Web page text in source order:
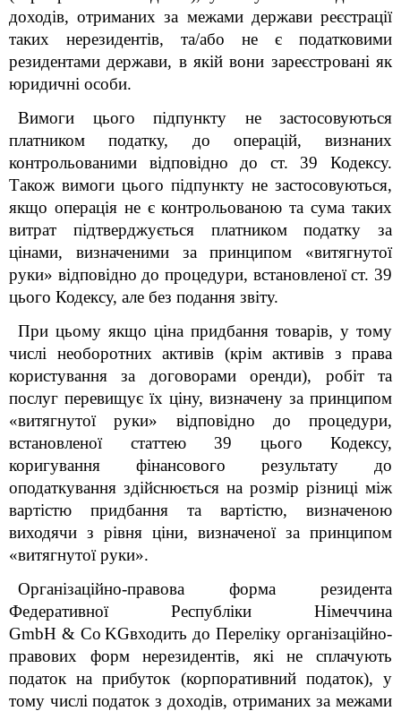
доходів, отриманих за межами держави реєстрації
таких нерезидентів, та/або не є податковими
резидентами держави, в якій вони зареєстровані як
юридичні особи.
Вимоги цього підпункту не застосовуються
платником податку, до операцій, визнаних
контрольованими відповідно до ст. 39 Кодексу.
Також вимоги цього підпункту не застосовуються,
якщо операція не є контрольованою та сума таких
витрат підтверджується платником податку за
цінами, визначеними за принципом «витягнутої
руки» відповідно до процедури, встановленої ст. 39
цього Кодексу, але без подання звіту.
При цьому якщо ціна придбання товарів, у тому
числі необоротних активів (крім активів з права
користування за договорами оренди), робіт та
послуг перевищує їх ціну, визначену за принципом
«витягнутої руки» відповідно до процедури,
встановленої статтею 39 цього Кодексу,
коригування фінансового результату до
оподаткування здійснюється на розмір різниці між
вартістю придбання та вартістю, визначеною
виходячи з рівня ціни, визначеної за принципом
«витягнутої руки».
Організаційно-правова форма резидента
Федеративної Республіки Німеччина
GmbH & Co KGвходить до Переліку організаційно-
правових форм нерезидентів, які не сплачують
податок на прибуток (корпоративний податок), у
тому числі податок з доходів, отриманих за межами